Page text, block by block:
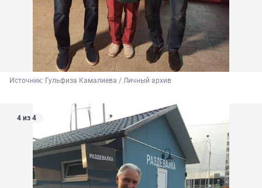
Источник: Гульфиза Камалиева / Личный архив
4 из 4